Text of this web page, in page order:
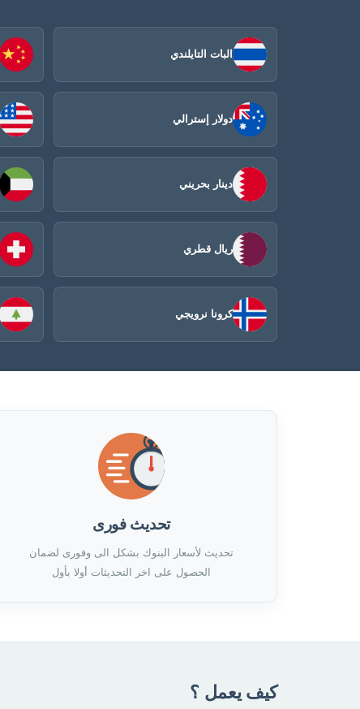
البات التايلندي
دولار إسترالي
دينار بحريني
ريال قطري
كرونا نرويجي
تحديث فورى
تحديث لأسعار البنوك بشكل الى وفورى لضمان
الحصول على اخر التحديثات أولا بأول
كيف يعمل ؟